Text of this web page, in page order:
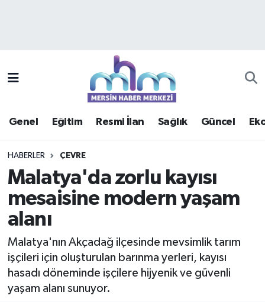
Genel Eğitim Resmi İlan Sağlık Güncel
HABERLER ÇEVRE
Malatya'da zorlu kayısı
mesaisine modern yaşam
alanı
Malatya'nın Akçadağ ilçesinde mevsimlik tarım
işçileri için oluşturulan barınma yerleri, kayısı
hasadı döneminde işçilere hijyenik ve güvenli
yaşam alanı sunuyor.
Güncel
Haberde insan
Kültür - Sanat
Magazin
Mersin Trafik Yoğunluk Haritası
Süper Lig Puan Durumu ve Fikstür
Haber Arşivi